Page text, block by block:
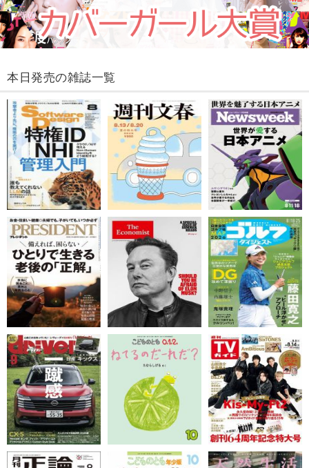
本日発売の雑誌一覧